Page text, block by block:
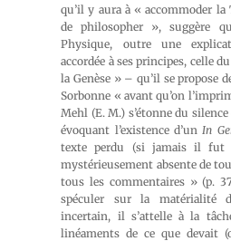
qu’il y aura à « accommoder la
de philosopher », suggère
Physique, outre une
accordée à ses principes, celle
la Genèse » – qu’il se propose
Sorbonne « avant qu’on
Mehl (E. M.) s’étonne du
évoquant l’existence d’unIn
texte perdu (si jamais il
mystérieusement absente de
tous les commentaires » (p.
spéculer sur la matérialité
incertain, il s’attelle à la
linéaments de ce que devait